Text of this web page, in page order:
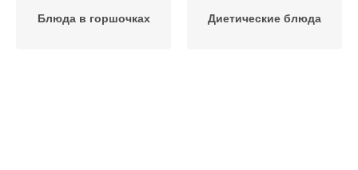
Блюда в горшочках Диетические блюда